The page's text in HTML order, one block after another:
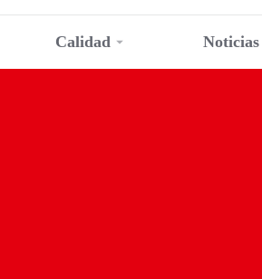
Calidad Noticias